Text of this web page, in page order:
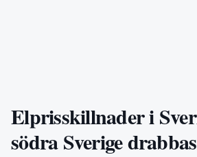
Elprisskillnader i
södra Sverige